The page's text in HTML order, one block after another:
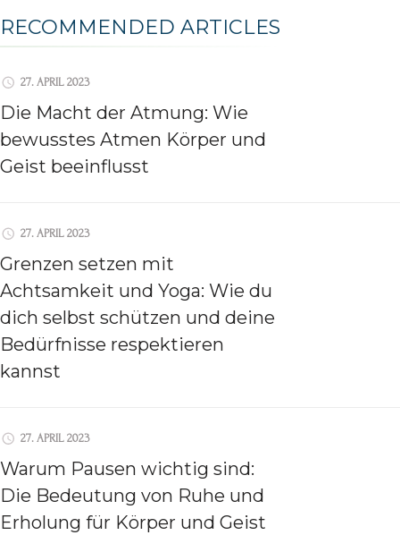
RECOMMENDED ARTICLES
27. APRIL 2023
Die Macht der Atmung: Wie
bewusstes Atmen Körper und
Geist beeinflusst
27. APRIL 2023
Grenzen setzen mit
Achtsamkeit und Yoga: Wie du
dich selbst schützen und deine
Bedürfnisse respektieren
kannst
27. APRIL 2023
Warum Pausen wichtig sind:
Die Bedeutung von Ruhe und
Erholung für Körper und Geist